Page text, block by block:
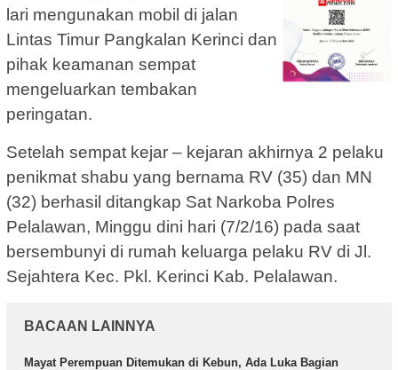
lari mengunakan mobil di jalan
Lintas Timur Pangkalan Kerinci dan
pihak keamanan sempat
mengeluarkan tembakan
peringatan.
Setelah sempat kejar – kejaran akhirnya 2 pelaku
penikmat shabu yang bernama RV (35) dan MN
(32) berhasil ditangkap Sat Narkoba Polres
Pelalawan, Minggu dini hari (7/2/16) pada saat
bersembunyi di rumah keluarga pelaku RV di Jl.
Sejahtera Kec. Pkl. Kerinci Kab. Pelalawan.
BACAAN LAINNYA
Mayat Perempuan Ditemukan di Kebun, Ada Luka Bagian